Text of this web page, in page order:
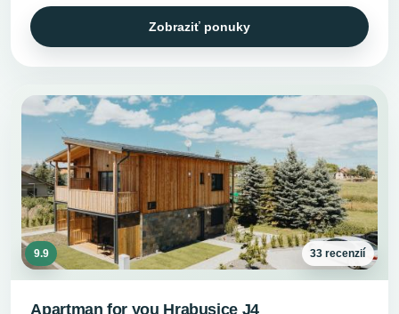
Zobraziť ponuky
9.9 33 recenzií
Apartman for you Hrabusice J4